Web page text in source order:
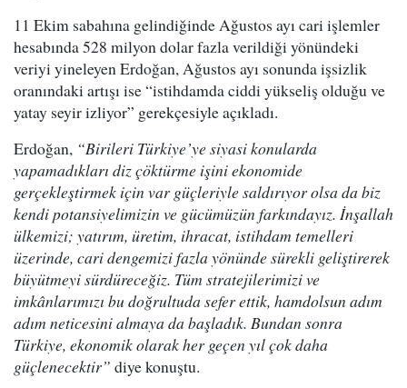
11 Ekim sabahına gelindiğinde Ağustos ayı cari işlemler
hesabında 528 milyon dolar fazla verildiği yönündeki
veriyi yineleyen Erdoğan, Ağustos ayı sonunda işsizlik
oranındaki artışı ise “istihdamda ciddi yükseliş olduğu ve
yatay seyir izliyor” gerekçesiyle açıkladı.
Erdoğan, “Birileri Türkiye’ye siyasi konularda
yapamadıkları diz çöktürme işini ekonomide
gerçekleştirmek için var güçleriyle saldırıyor olsa da biz
kendi potansiyelimizin ve gücümüzün farkındayız. İnşallah
ülkemizi; yatırım, üretim, ihracat, istihdam temelleri
üzerinde, cari dengemizi fazla yönünde sürekli geliştirerek
büyütmeyi sürdüreceğiz. Tüm stratejilerimizi ve
imkânlarımızı bu doğrultuda sefer ettik, hamdolsun adım
adım neticesini almaya da başladık. Bundan sonra
Türkiye, ekonomik olarak her geçen yıl çok daha
güçlenecektir” diye konuştu.